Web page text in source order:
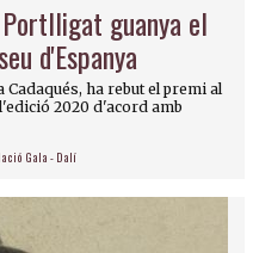
guanya el
d'Espanya
ha rebut el premi al
2020 d'acord amb
Gala - Dalí